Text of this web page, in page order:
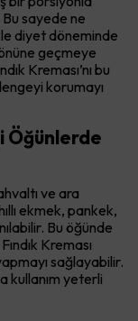
sayede ne
diyet döneminde
geçmeye
Kreması’nı bu
korumayı
Öğünlerde
ve ara
ekmek, pankek,
Bu öğünde
Kreması
sağlayabilir.
kullanım yeterli